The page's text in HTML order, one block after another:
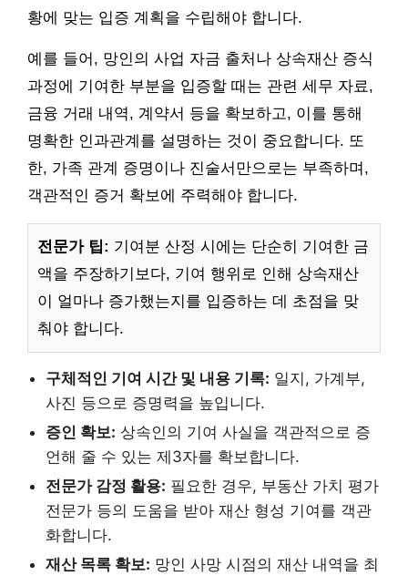
황에 맞는 입증 계획을 수립해야 합니다.
예를 들어, 망인의 사업 자금 출처나 상속재산 증식
과정에 기여한 부분을 입증할 때는 관련 세무 자료,
금융 거래 내역, 계약서 등을 확보하고, 이를 통해
명확한 인과관계를 설명하는 것이 중요합니다. 또
한, 가족 관계 증명이나 진술서만으로는 부족하며,
객관적인 증거 확보에 주력해야 합니다.
전문가 팁: 기여분 산정 시에는 단순히 기여한 금
액을 주장하기보다, 기여 행위로 인해 상속재산
이 얼마나 증가했는지를 입증하는 데 초점을 맞
춰야 합니다.
구체적인 기여 시간 및 내용 기록: 일지, 가계부,
사진 등으로 증명력을 높입니다.
증인 확보: 상속인의 기여 사실을 객관적으로 증
언해 줄 수 있는 제3자를 확보합니다.
전문가 감정 활용: 필요한 경우, 부동산 가치 평가
전문가 등의 도움을 받아 재산 형성 기여를 객관
화합니다.
재산 목록 확보: 망인 사망 시점의 재산 내역을 최